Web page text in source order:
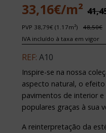
33,16€/m²
PVP 38,79€ (1.17m²)
48,50€
IVA incluído à taxa em vigor
REF: A10
Inspire-se na nossa
aspecto natural, o
pavimentos de interior
populares graças à sua
A reinterpretação da